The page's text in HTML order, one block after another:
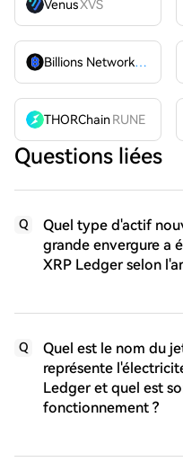
VenusXVS
Billions Network
BILL
THORChainRUNE
Questions liées
Q
Quel type d'actif
grande envergure a
XRP Ledger selon
Q
Quel est le nom du
représente
Ledger et quel est
fonctionnement ?